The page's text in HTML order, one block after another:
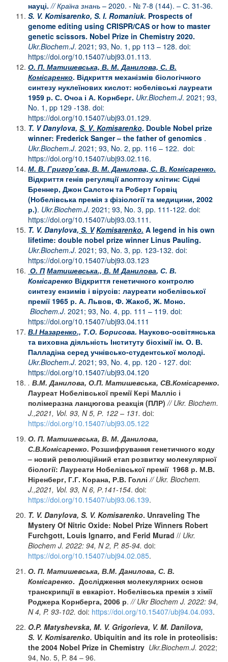
науці. // Країна знань – 2020. - № 7-8 (144). – С. 31-36.
S. V. Komisarenko, S. I. Romaniuk. Prospects of
genome editing using CRISPR/CAS or how to master
genetic scissors. Nobel Prize in Chemistry 2020.
Ukr.Biochem.J. 2021; 93, No. 1, pp 113 – 128. doi:
https://doi.org/10.15407/ubj93.01.113.
О. П. Матишевська, В. М. Данилова, С. В.
Комісаренко. Відкриття механізмів біологічного
синтезу нуклеїнових кислот: нобелівські лауреати
1959 р. С. Очоа і А. Корнберг. Ukr.Biochem.J. 2021; 93,
No. 1, pp 129 -138. doi:
https://doi.org/10.15407/ubj93.01.129.
T. V Danylova, S. V. Komisarenko. Double Nobel prize
winner: Frederick Sanger – the father of genomics .
Ukr.Biochem.J. 2021; 93, No. 2, pp. 116 – 122. doi:
https://doi.org/10.15407/ubj93.02.116.
М. В. Григор’єва, В. М. Данилова, С. В. Комісаренко.
Відкриття генів регуляції апоптозу клітин: Сідні
Бреннер, Джон Салстон та Роберт Горвіц
(Нобелівська премія з фізіології та медицини, 2002
р.). Ukr.Biochem.J. 2021; 93, No. 3, pp. 111-122. doi:
https://doi.org/10.15407/ubj93.03.111 .
T. V. Danylova, S. V Komisarenko. A legend in his own
lifetime: double nobel prize winner Linus Pauling.
Ukr.Biochem.J. 2021; 93, No. 3, pp. 123-132. doi:
https://doi.org/10.15407/ubj93.03.123
О. П Матишевська., В. М Данилова, С. В.
Комісаренко Відкриття генетичного контролю
синтезу ензимів і вірусів: лауреати нобелівської
премії 1965 р. А. Львов, Ф. Жакоб, Ж. Моно.
Biochem.J. 2021; 93, No. 4, pp. 111 – 119. doi:
https://doi.org/10.15407/ubj93.04.111
В.І Назаренко., Т.О. Борисова. Науково-освітянська
та виховна діяльність Інституту біохімії ім. О. В.
Палладіна серед учнівсько-студентської молоді.
Ukr.Biochem.J. 2021; 93, No. 4, pp. 120 - 127. doi:
https://doi.org/10.15407/ubj93.04.120
. В.М. Данилова, О.П. Матишевська, СВ.Комісаренко.
Лауреат Нобелівської премії Кері Малліс і
полімеразна ланцюгова реакція (ПЛР) //Ukr. Biochem.
J.,2021, Vol. 93, N5, Р. 122 – 131. doi:
https://doi.org/10.15407/ubj93.05.122
О. П. Матишевська, В. М. Данилова,
С.В.Комісаренко. Розшифрування генетичного коду
– новий революційний етап розвитку молекулярної
біології: Лауреати Нобелівської премії 1968 р. М.В.
Ніренберг, Г.Г. Корана, Р.В. Голлі//Ukr. Biochem.
J.,2021, Vol. 93, N6, Р.141-154. doi:
https://doi.org/10.15407/ubj93.06.139.
T. V. Danylova, S. V. Komisarenko. Unraveling The
Mystery Of Nitric Oxide: Nobel Prize Winners Robert
Furchgott, Louis Ignarro, and Ferid Murad // Ukr.
Biochem J. 2022: 94, N2, P. 85-94. doi:
https://doi.org/10.15407/ubj94.02.085.
О. П. Матишевська, В.М. Данилова, С. В.
Комісаренко. Дослідження молекулярних основ
транскрипції в евкаріот. Нобелівська премія з хімії
Роджера Корнберга, 2006 р.//Ukr Biochem J. 2022: 94,
N4, P. 93-102. doi: https://doi.org/10.15407/ubj94.04.093.
O.P. Matyshevska, M. V. Grigorieva, V. M. Danilova,
S. V. Komisarenko. Ubiquitin and its role in proteolisis:
the 2004 Nobel Prize in Chemistry Ukr.Biochem.J. 2022;
94, No. 5, P. 84 – 96.